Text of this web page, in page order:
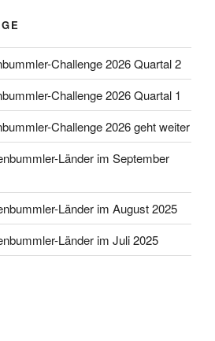
Challenge 2026 Quartal 2
Challenge 2026 Quartal 1
Challenge 2026 geht weiter
Länder im September
Länder im August 2025
Länder im Juli 2025